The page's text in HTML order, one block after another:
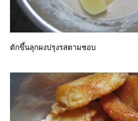
ตักขึ้นลุกผงปรุงรสตามชอบ